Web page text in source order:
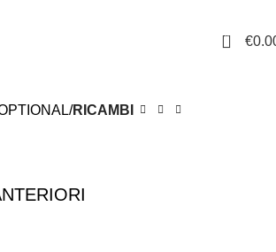
0 €
RICAMBI